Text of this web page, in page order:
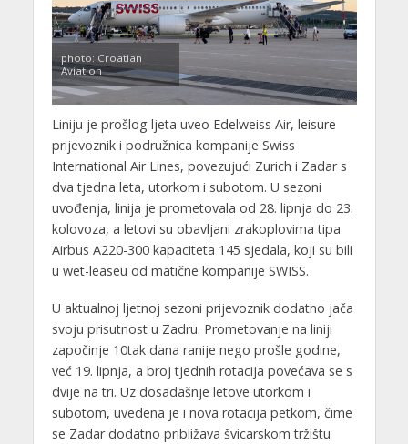
photo: Croatian
Aviation
Liniju je prošlog ljeta uveo Edelweiss Air, leisure
prijevoznik i podružnica kompanije Swiss
International Air Lines, povezujući Zurich i Zadar s
dva tjedna leta, utorkom i subotom. U sezoni
uvođenja, linija je prometovala od 28. lipnja do 23.
kolovoza, a letovi su obavljani zrakoplovima tipa
Airbus A220-300 kapaciteta 145 sjedala, koji su bili
u wet-leaseu od matične kompanije SWISS.
U aktualnoj ljetnoj sezoni prijevoznik dodatno jača
svoju prisutnost u Zadru. Prometovanje na liniji
započinje 10tak dana ranije nego prošle godine,
već 19. lipnja, a broj tjednih rotacija povećava se s
dvije na tri. Uz dosadašnje letove utorkom i
subotom, uvedena je i nova rotacija petkom, čime
se Zadar dodatno približava švicarskom tržištu